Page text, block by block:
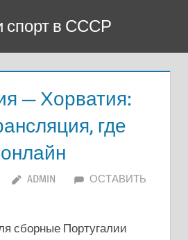
спорт в СССР
— Хорватия:
где
ADMIN
ОСТАВИТЬ
сборные Португалии